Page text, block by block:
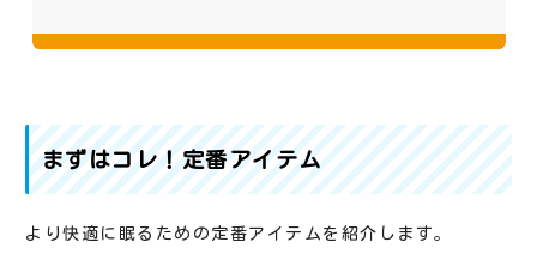
まずはコレ！定番アイテム
より快適に眠るための定番アイテムを紹介します。